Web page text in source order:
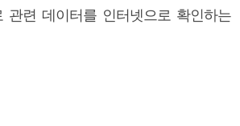
관련 데이터를 인터넷으로 확인하는